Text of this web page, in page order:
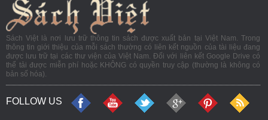
Sách Việt là nơi lưu trữ thông tin sách được xuất bản tại Việt Nam. Trong
thông tin giới thiệu của mỗi sách thường có liên kết nguồn của tài liệu đang
được lưu trữ tại các thư viện của Việt Nam. Đối với liên kết Google Drive có
thể tải được miễn phí hoặc KHÔNG có quyền truy cập (thường là không có
bản số hóa).
FOLLOW US